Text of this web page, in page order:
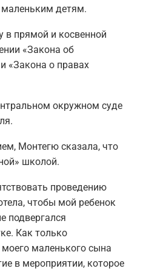
детям.
в прямой и косвенной
«Закона об
«Закона о правах
окружном суде
Монтегю сказала, что
школой.
проведению
чтобы мой ребенок
подвергался
Как только
маленького сына
в мероприятии, которое